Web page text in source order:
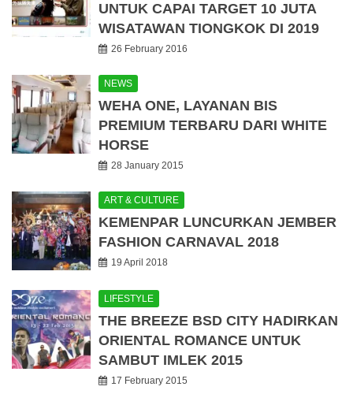
UNTUK CAPAI TARGET 10 JUTA
WISATAWAN TIONGKOK DI 2019
26 February 2016
NEWS
WEHA ONE, LAYANAN BIS
PREMIUM TERBARU DARI WHITE
HORSE
28 January 2015
ART & CULTURE
KEMENPAR LUNCURKAN JEMBER
FASHION CARNAVAL 2018
19 April 2018
LIFESTYLE
THE BREEZE BSD CITY HADIRKAN
ORIENTAL ROMANCE UNTUK
SAMBUT IMLEK 2015
17 February 2015